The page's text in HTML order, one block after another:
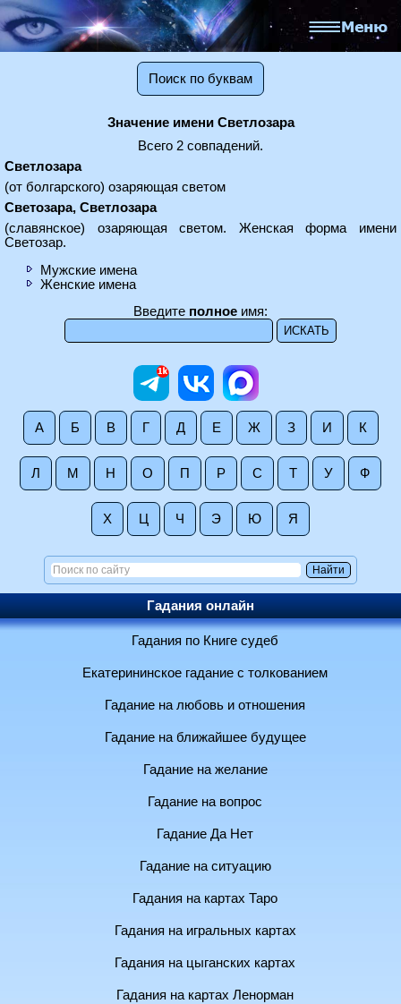
Поиск по буквам
Значение имени Светлозара
Всего 2 совпадений.
Светлозара
(от болгарского) озаряющая светом
Светозара, Светлозара
(славянское) озаряющая светом. Женская форма имени
Светозар.
Мужские имена
Женские имена
Введите полное имя:
А Б В Г Д Е Ж З И К
Л М Н О П Р С Т У Ф
Х Ц Ч Э Ю Я
Гадания онлайн
Гадания по Книге судеб
Екатерининское гадание с толкованием
Гадание на любовь и отношения
Гадание на ближайшее будущее
Гадание на желание
Гадание на вопрос
Гадание Да Нет
Гадание на ситуацию
Гадания на картах Таро
Гадания на игральных картах
Гадания на цыганских картах
Гадания на картах Ленорман